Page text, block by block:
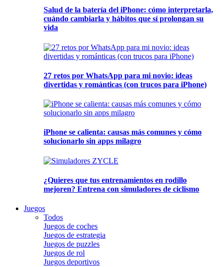
Salud de la batería del iPhone: cómo interpretarla,
cuándo cambiarla y hábitos que sí prolongan su
vida
27 retos por WhatsApp para mi novio: ideas
divertidas y románticas (con trucos para iPhone)
iPhone se calienta: causas más comunes y cómo
solucionarlo sin apps milagro
¿Quieres que tus entrenamientos en rodillo
mejoren? Entrena con simuladores de ciclismo
Juegos
Todos
Juegos de coches
Juegos de estrategia
Juegos de puzzles
Juegos de rol
Juegos deportivos